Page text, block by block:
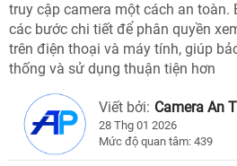
truy cập camera một cách an toàn.
các bước chi tiết để phân quyền
trên điện thoại và máy tính, giúp
thống và sử dụng thuận tiện hơn
Viết bởi: Camera An
28 Thg 01 2026
Mức độ quan tâm: 439